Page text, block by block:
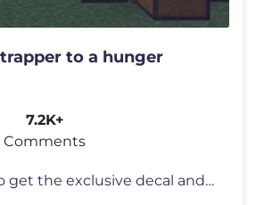
to a hunger
7.2K+
Comments
💥 Use the link to get the exclusive decal and other bonuses on PC,